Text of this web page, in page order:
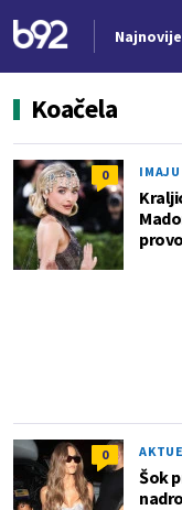
Najnovije
Koačela
0
0
Šok